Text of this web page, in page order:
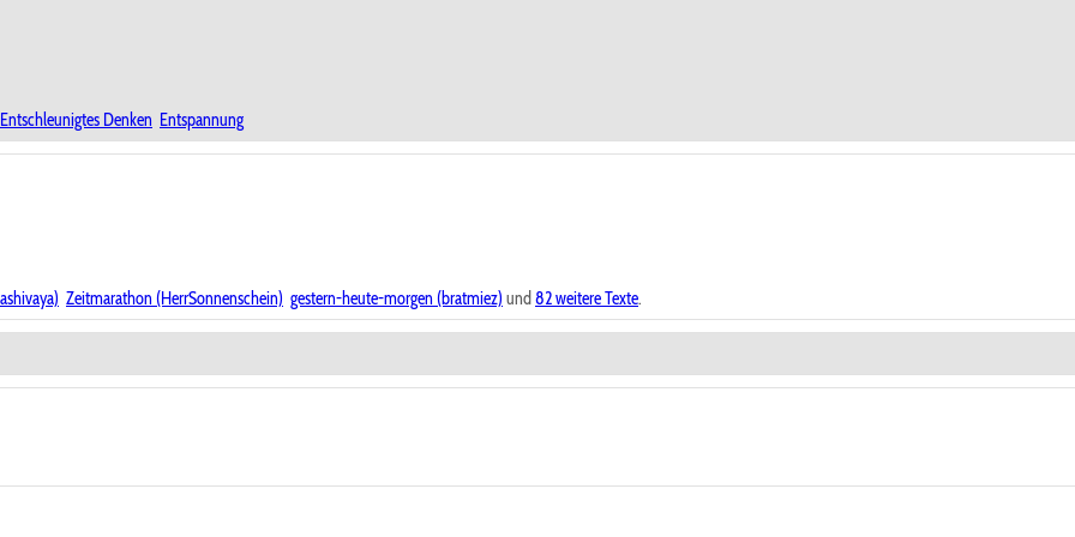
Entschleunigtes Denken Entspannung
Zeitmarathon (HerrSonnenschein) gestern-heute-morgen (bratmiez) und 82 weitere Texte.